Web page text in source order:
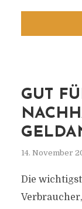
GUT
14. November
Die